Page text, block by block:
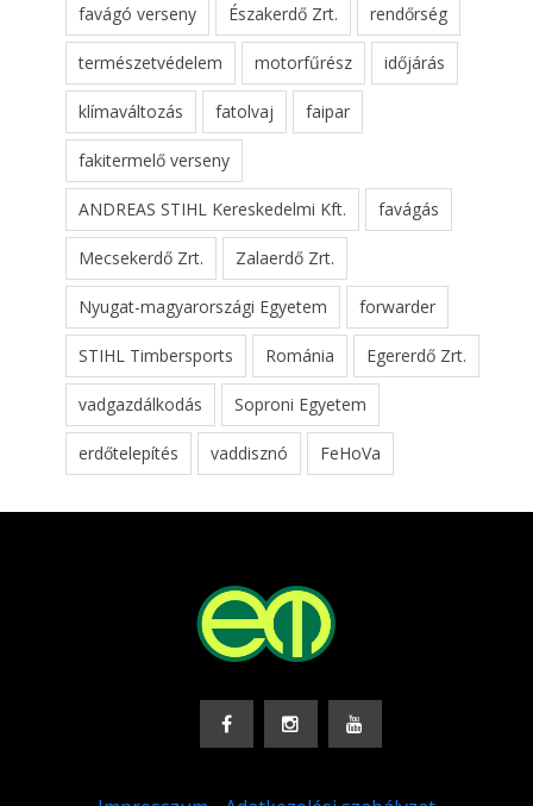
favágó verseny Északerdő Zrt. rendőrség
természetvédelem motorfűrész időjárás
klímaváltozás fatolvaj faipar
fakitermelő verseny
ANDREAS STIHL Kereskedelmi Kft. favágás
Mecsekerdő Zrt. Zalaerdő Zrt.
Nyugat-magyarországi Egyetem forwarder
STIHL Timbersports Románia Egererdő Zrt.
vadgazdálkodás Soproni Egyetem
erdőtelepítés vaddisznó FeHoVa